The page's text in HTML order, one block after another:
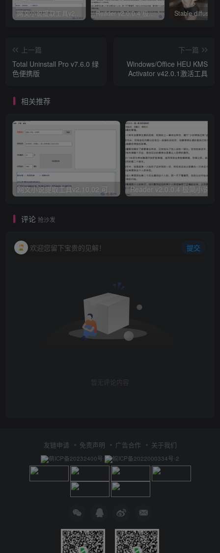
网文小说提取工具v2.10.02 可以自动下载小说 从此不再花钱看小说 Reader v2.0.0.4 极简小说阅读器支持导入在线及离线书源
上一篇
Total Uninstall Pro v7.6.0 绿
色便携版
下一篇
Windows/Office HEU KMS
Activator v42.0.1激活工具
相关推荐
评论 抢沙发
欢迎您留下宝贵的见解！ 提交
暂无评论内容
友链申请 免责声明 广告合作 关于我们
萌ICP备20232400号 皖ICP备2022000334号-2